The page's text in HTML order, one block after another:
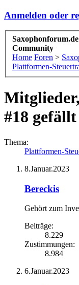
Anmelden oder
Community
Home Foren >
Plattformen-
#18 gefällt
Thema:
Plattformen-
8.Januar.2023
Bereckis
Gehört zum
Beiträge:
8.229
Zustimmungen:
8.984
6.Januar.2023